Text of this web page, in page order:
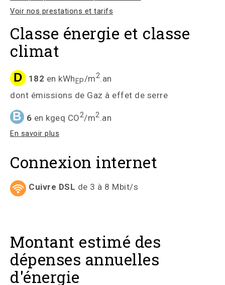
Voir nos prestations et tarifs
Classe énergie et classe
climat
D 182 en kWh EP/m2.an
dont émissions de Gaz à effet de serre
B 6 en kgeq CO2/m2.an
En savoir plus
Connexion internet
Cuivre DSL de 3 à 8 Mbit/s
Montant estimé des
dépenses annuelles
d'énergie